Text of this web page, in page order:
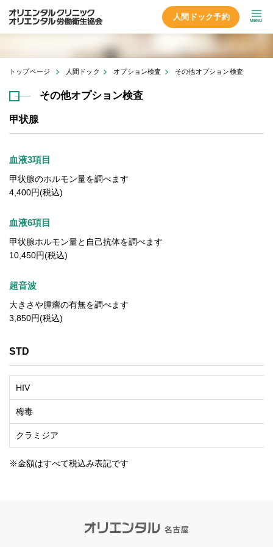
人間ドック予約 MENU
トップページ 人間ドック オプション検査 その他オプション検査
その他オプション検査
甲状腺
血液3項目
甲状腺のホルモン量を調べます
4,400円(税込)
血液6項目
甲状腺ホルモン量と自己抗体を調べます
10,450円(税込)
超音波
大きさや腫瘤の有無を調べます
3,850円(税込)
STD
HIV
梅毒
クラミジア
※金額はすべて税込み表記です